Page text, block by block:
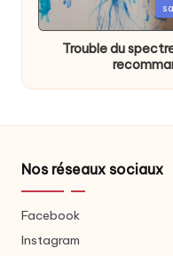
Posted
Trouble du
Nos réseaux sociaux
Facebook
Instagram